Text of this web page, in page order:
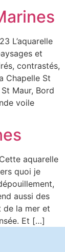
L’aquarelle
et
contrastés,
Chapelle St
Maur, Bord
voile
aquarelle
quoi je
aussi des
de la mer et
Et […]